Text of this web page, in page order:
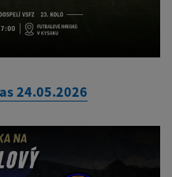
24.05.2026